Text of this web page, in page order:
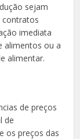
sejam
contratos
imediata
alimentos ou a
alimentar.
de preços
de
os preços das